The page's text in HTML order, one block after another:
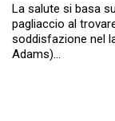
La salute si basa
pagliaccio al
soddisfazione nel
Adams)…